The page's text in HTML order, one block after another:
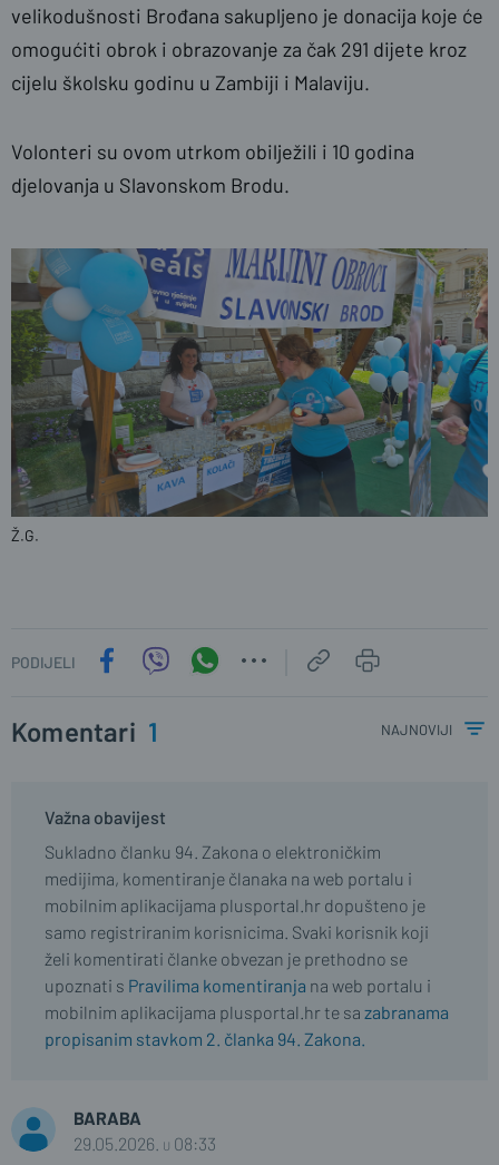
velikodušnosti Brođana sakupljeno je donacija koje će
omogućiti obrok i obrazovanje za čak 291 dijete kroz
cijelu školsku godinu u Zambiji i Malaviju.
Volonteri su ovom utrkom obilježili i 10 godina
djelovanja u Slavonskom Brodu.
Ž.G.
PODIJELI
Komentari 1 najnoviji
Važna obavijest
Sukladno članku 94. Zakona o elektroničkim
medijima, komentiranje članaka na web portalu i
mobilnim aplikacijama plusportal.hr dopušteno je
samo registriranim korisnicima. Svaki korisnik koji
želi komentirati članke obvezan je prethodno se
upoznati s Pravilima komentiranja na web portalu i
mobilnim aplikacijama plusportal.hr te sa zabranama
propisanim stavkom 2. članka 94. Zakona.
BARABA
29.05.2026. u 08:33